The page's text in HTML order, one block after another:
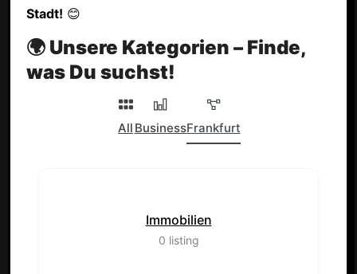
Stadt! 😊
🌍 Unsere Kategorien – Finde,
was Du suchst!
All BusinessFrankfurt
Immobilien
0 listing